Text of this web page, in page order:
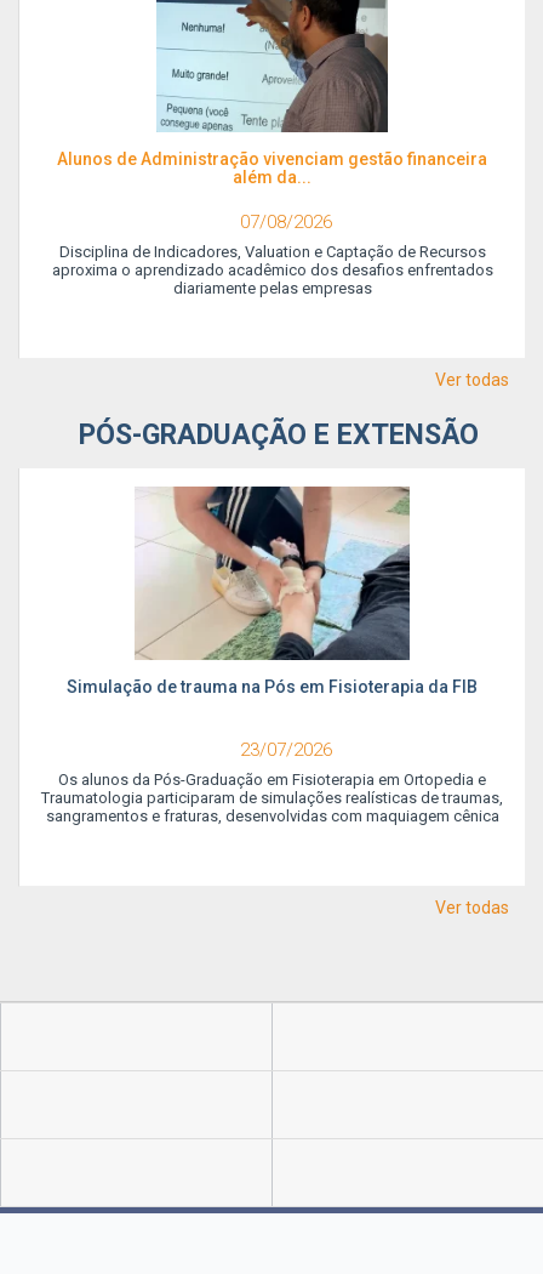
Alunos de Administração vivenciam gestão financeira
além da...
07/08/2026
Disciplina de Indicadores, Valuation e Captação de Recursos
aproxima o aprendizado acadêmico dos desafios enfrentados
diariamente pelas empresas
Ver todas
PÓS-GRADUAÇÃO E EXTENSÃO
Simulação de trauma na Pós em Fisioterapia da FIB
23/07/2026
Os alunos da Pós-Graduação em Fisioterapia em Ortopedia e
Traumatologia participaram de simulações realísticas de traumas,
sangramentos e fraturas, desenvolvidas com maquiagem cênica
Ver todas